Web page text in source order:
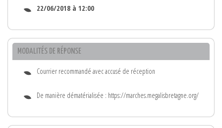
22/06/2018 à 12:00
MODALITÉS DE RÉPONSE
Courrier recommandé avec accusé de réception
De manière dématérialisée : https://marches.megalisbretagne.org/